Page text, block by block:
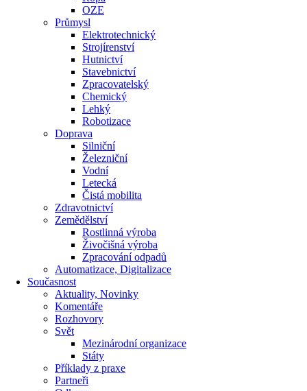
OZE
Průmysl
Elektrotechnický
Strojírenství
Hutnictví
Stavebnictví
Zpracovatelský
Chemický
Lehký
Robotizace
Doprava
Silniční
Železniční
Vodní
Letecká
Čistá mobilita
Zdravotnictví
Zemědělství
Rostlinná výroba
Živočišná výroba
Zpracování odpadů
Automatizace, Digitalizace
Současnost
Aktuality, Novinky
Komentáře
Rozhovory
Svět
Mezinárodní organizace
Státy
Příklady z praxe
Partneři